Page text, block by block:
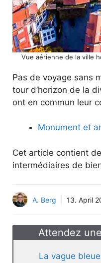
Vue aérienne de la ville
Pas de voyage sans
tour d’horizon de la
ont en commun leur
Monument et
Cet article contient
intermédiaires de
A. Berg 13. April
Attendez
La vague